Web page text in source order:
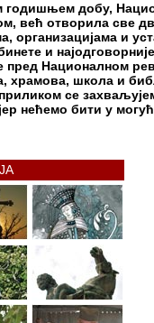
годишњем добу,
већ отворила све
организацијама и
и
пред Националном
храмова, школа и
се
нећемо бити у